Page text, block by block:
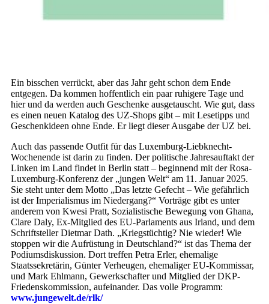
Ein bisschen verrückt, aber das Jahr geht schon dem Ende
entgegen. Da kommen hoffentlich ein paar ruhigere Tage und
hier und da werden auch Geschenke ausgetauscht. Wie gut, dass
es einen neuen Katalog des UZ-Shops gibt – mit Lesetipps und
Geschenkideen ohne Ende. Er liegt dieser Ausgabe der UZ bei.
Auch das passende Outfit für das Luxemburg-Liebknecht-
Wochenende ist darin zu finden. Der politische Jahresauftakt der
Linken im Land findet in Berlin statt – beginnend mit der Rosa-
Luxemburg-Konferenz der „jungen Welt“ am 11. Januar 2025.
Sie steht unter dem Motto „Das letzte Gefecht – Wie gefährlich
ist der Imperialismus im Niedergang?“ Vorträge gibt es unter
anderem von Kwesi Pratt, Sozialistische Bewegung von Ghana,
Clare Daly, Ex-Mitglied des EU-Parlaments aus Irland, und dem
Schriftsteller Dietmar Dath. „Kriegstüchtig? Nie wieder! Wie
stoppen wir die Aufrüstung in Deutschland?“ ist das Thema der
Podiumsdiskussion. Dort treffen Petra Erler, ehemalige
Staatssekretärin, Günter Verheugen, ehemaliger EU-Kommissar,
und Mark Ehlmann, Gewerkschafter und Mitglied der DKP-
Friedenskommission, aufeinander. Das volle Programm:
www.jungewelt.de/rlk/